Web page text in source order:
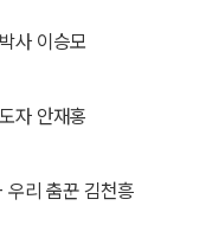
사 이승모
자 안재홍
우리 춤꾼 김천흥